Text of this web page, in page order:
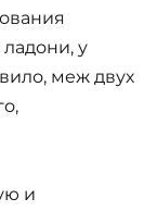
у
меж двух
и